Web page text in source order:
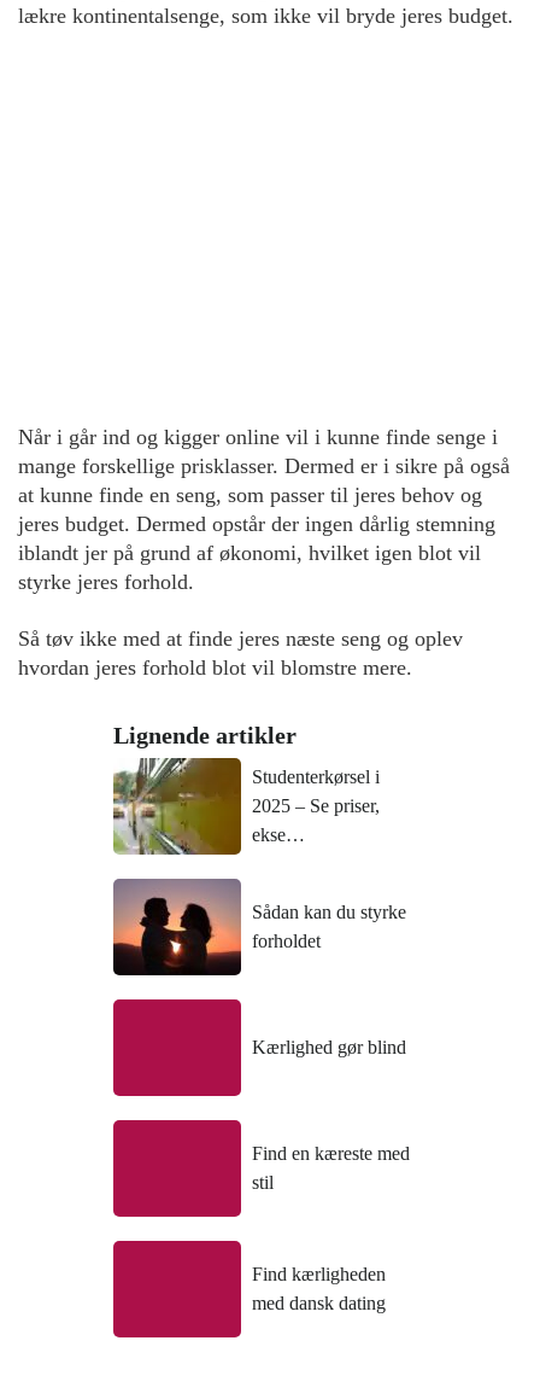
lækre kontinentalsenge, som ikke vil bryde jeres budget.
Når i går ind og kigger online vil i kunne finde senge i
mange forskellige prisklasser. Dermed er i sikre på også
at kunne finde en seng, som passer til jeres behov og
jeres budget. Dermed opstår der ingen dårlig stemning
iblandt jer på grund af økonomi, hvilket igen blot vil
styrke jeres forhold.
Så tøv ikke med at finde jeres næste seng og oplev
hvordan jeres forhold blot vil blomstre mere.
Lignende artikler
Studenterkørsel i
2025 – Se priser,
ekse…
Sådan kan du styrke
forholdet
Kærlighed gør blind
Find en kæreste med
stil
Find kærligheden
med dansk dating